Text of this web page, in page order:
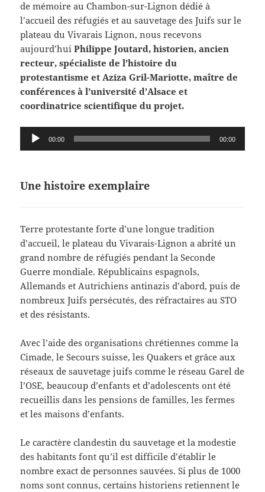
de mémoire au Chambon-sur-Lignon dédié à
l’accueil des réfugiés et au sauvetage des Juifs sur le
plateau du Vivarais Lignon, nous recevons
aujourd’hui Philippe Joutard, historien, ancien
recteur, spécialiste de l’histoire du
protestantisme et Aziza Gril-Mariotte, maître de
conférences à l’université d’Alsace et
coordinatrice scientifique du projet.
Lecteur 00:00 00:00
Une histoire exemplaire
Terre protestante forte d’une longue tradition
d’accueil, le plateau du Vivarais-Lignon a abrité un
grand nombre de réfugiés pendant la Seconde
Guerre mondiale. Républicains espagnols,
Allemands et Autrichiens antinazis d’abord, puis de
nombreux Juifs persécutés, des réfractaires au STO
et des résistants.
Avec l’aide des organisations chrétiennes comme la
Cimade, le Secours suisse, les Quakers et grâce aux
réseaux de sauvetage juifs comme le réseau Garel de
l’OSE, beaucoup d’enfants et d’adolescents ont été
recueillis dans les pensions de familles, les fermes
et les maisons d’enfants.
Le caractère clandestin du sauvetage et la modestie
des habitants font qu’il est difficile d’établir le
nombre exact de personnes sauvées. Si plus de 1000
noms sont connus, certains historiens retiennent le